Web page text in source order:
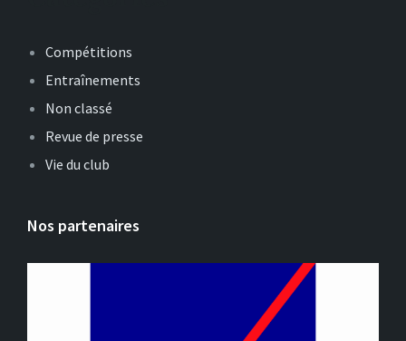
Compétitions
Entraînements
Non classé
Revue de presse
Vie du club
Nos partenaires